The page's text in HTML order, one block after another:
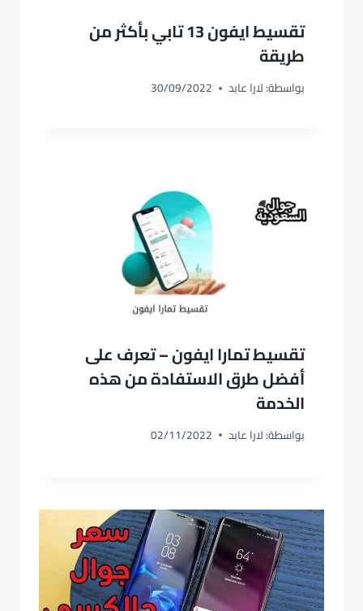
تقسيط ايفون 13 تابي بأكثر من
طريقة
بواسطة:لارا عابد 30/09/2022
تقسيط تمارا ايفون – تعرف على
أفضل طرق الاستفادة من هذه
الخدمة
بواسطة:لارا عابد 02/11/2022